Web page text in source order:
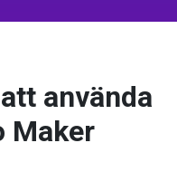
använda
Maker